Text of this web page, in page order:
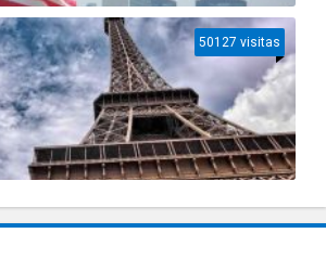
50127 visitas